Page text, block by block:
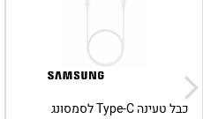
כבל טעינה Type-C​ לסמסונג